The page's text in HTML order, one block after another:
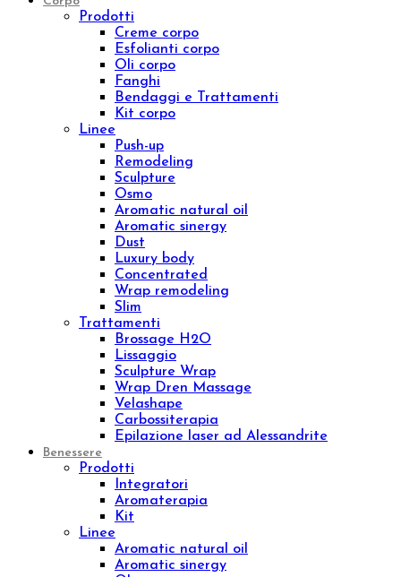
Concentrati viso
Kit viso
Linee
Inibhit
Elisir shock
Diamond
Purifing
Luxury
Concentrated
Whitening
Sensitive
Aromatic sinergy
Eye contour treatment
Hydrating and Nutritive
Professional face
Trattamenti
Diamond Lifting Face
H2O Treatment
Purifing Treatment
Sensitive Treatment
Venere o Afrodite?
Whitening Treatment
Filler Radiesse
Prodotti
Creme corpo
Esfolianti corpo
Fanghi
Bendaggi e Trattamenti
Kit corpo
Linee
Push-up
Remodeling
Sculpture